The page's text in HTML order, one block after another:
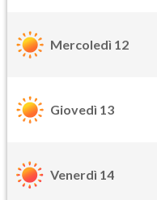
Mercoledì 12
Giovedì 13
Venerdì 14